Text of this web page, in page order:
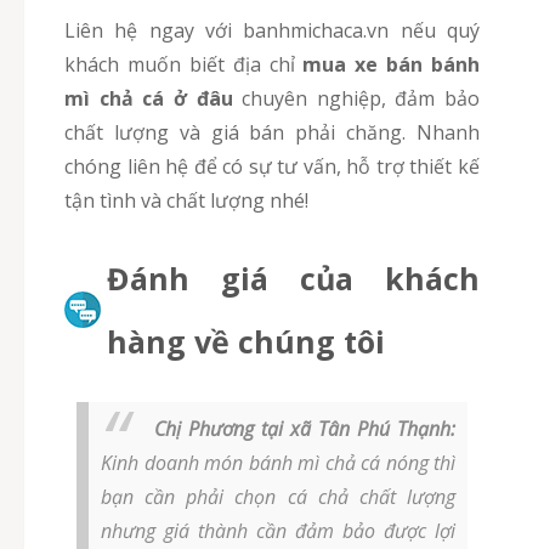
Liên hệ ngay với banhmichaca.vn nếu quý
khách muốn biết địa chỉ mua xe bán bánh
mì chả cá ở đâuchuyên nghiệp, đảm bảo
chất lượng và giá bán phải chăng. Nhanh
chóng liên hệ để có sự tư vấn, hỗ trợ thiết kế
tận tình và chất lượng nhé!
Đánh giá của khách
hàng về chúng tôi
Chị Phương tại xã Tân Phú Thạnh:
Kinh doanh món bánh mì chả cá nóng thì
bạn cần phải chọn cá chả chất lượng
nhưng giá thành cần đảm bảo được lợi